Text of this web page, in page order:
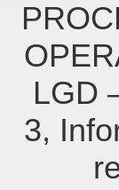
LGD
3,